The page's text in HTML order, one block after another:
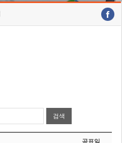
검색
공표일